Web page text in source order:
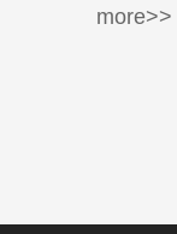
more>>